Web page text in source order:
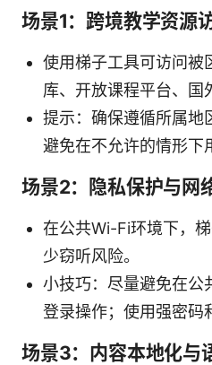
场景1：跨境教学资源
使用梯子工具可访问被
库、开放课程平台、国
提示：确保遵循所属地
避免在不允许的情形下
场景2：隐私保护与网
在公共Wi-Fi环境下，
少窃听风险。
小技巧：尽量避免在公
登录操作；使用强密码
场景3：内容本地化与